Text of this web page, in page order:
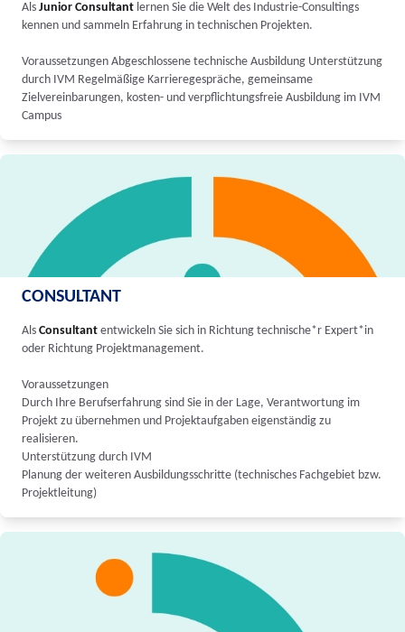
Als Junior Consultant lernen Sie die Welt des Industrie-Consultings
kennen und sammeln Erfahrung in technischen Projekten.
Voraussetzungen Abgeschlossene technische Ausbildung Unterstützung
durch IVM Regelmäßige Karrieregespräche, gemeinsame
Zielvereinbarungen, kosten- und verpflichtungsfreie Ausbildung im IVM
Campus
CONSULTANT
Als Consultant entwickeln Sie sich in Richtung technische*r Expert*in
oder Richtung Projektmanagement.
Voraussetzungen
Durch Ihre Berufserfahrung sind Sie in der Lage, Verantwortung im
Projekt zu übernehmen und Projektaufgaben eigenständig zu
realisieren.
Unterstützung durch IVM
Planung der weiteren Ausbildungsschritte (technisches Fachgebiet bzw.
Projektleitung)